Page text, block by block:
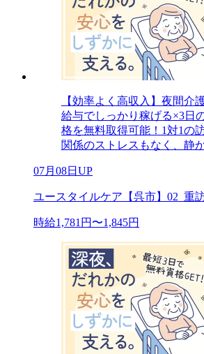
【効率よく高収入】夜間介
給与でしっかり稼げる×3日
格を無料取得可能！1対1の
関係のストレスもなく、静
07月08日UP
ユースタイルケア【呉市】02_重
時給1,781円〜1,845円